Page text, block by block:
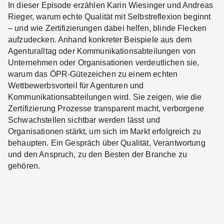
In dieser Episode erzählen Karin Wiesinger und Andreas
Rieger, warum echte Qualität mit Selbstreflexion beginnt
– und wie Zertifizierungen dabei helfen, blinde Flecken
aufzudecken. Anhand konkreter Beispiele aus dem
Agenturalltag oder Kommunikationsabteilungen von
Unternehmen oder Organisationen verdeutlichen sie,
warum das ÖPR-Gütezeichen zu einem echten
Wettbewerbsvorteil für Agenturen und
Kommunikationsabteilungen wird. Sie zeigen, wie die
Zertifizierung Prozesse transparent macht, verborgene
Schwachstellen sichtbar werden lässt und
Organisationen stärkt, um sich im Markt erfolgreich zu
behaupten. Ein Gespräch über Qualität, Verantwortung
und den Anspruch, zu den Besten der Branche zu
gehören.